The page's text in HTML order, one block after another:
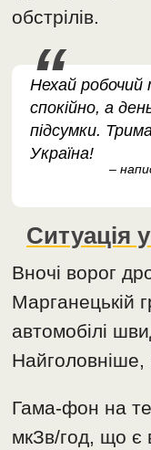
обстрілів.
Нехай
спокійно, а
підсумки.
Україна!
–
Ситуація
Вночі ворог
Марганецькій
автомобілі
Гама-фон на
мкЗв/год, що є